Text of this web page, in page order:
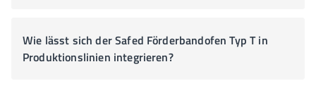
Wie lässt sich der Safed Förderbandofen Typ T in
Produktionslinien integrieren?